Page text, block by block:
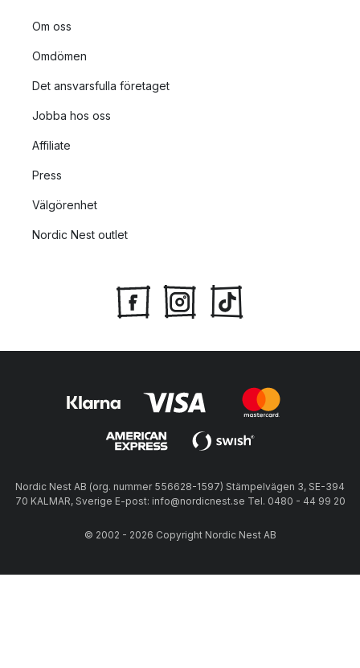
Om oss
Omdömen
Det ansvarsfulla företaget
Jobba hos oss
Affiliate
Press
Välgörenhet
Nordic Nest outlet
Nordic Nest AB (org. nummer 556628-1597) Stämpelvägen 3, SE-394
70 KALMAR, Sverige E-post: info@nordicnest.se Tel. 0480 - 44 99 20
© 2002 - 2026 Copyright Nordic Nest AB